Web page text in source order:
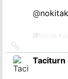
@
@
на
источник
Taciturn